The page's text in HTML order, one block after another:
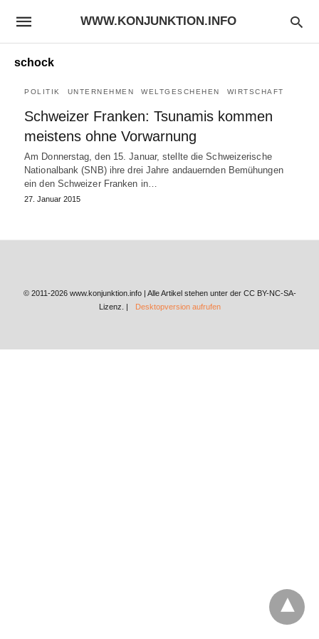
WWW.KONJUNKTION.INFO
schock
POLITIK UNTERNEHMEN WELTGESCHEHEN WIRTSCHAFT
Schweizer Franken: Tsunamis kommen
meistens ohne Vorwarnung
Am Donnerstag, den 15. Januar, stellte die Schweizerische
Nationalbank (SNB) ihre drei Jahre andauernden Bemühungen
ein den Schweizer Franken in…
27. Januar 2015
© 2011-2026 www.konjunktion.info | Alle Artikel stehen unter der CC BY-NC-SA-
Lizenz. |
Desktopversion aufrufen